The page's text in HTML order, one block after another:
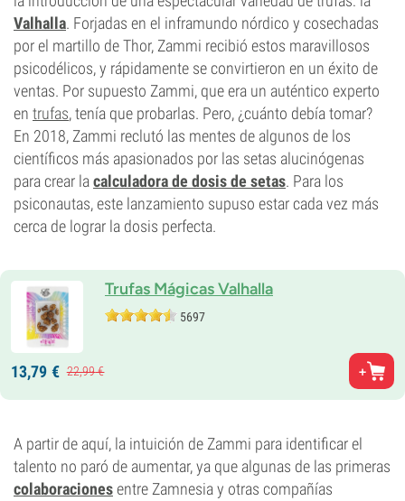
Valhalla. Forjadas en el inframundo nórdico y cosechadas
por el martillo de Thor, Zammi recibió estos maravillosos
psicodélicos, y rápidamente se convirtieron en un éxito de
ventas. Por supuesto Zammi, que era un auténtico experto
en trufas, tenía que probarlas. Pero, ¿cuánto debía tomar?
En 2018, Zammi reclutó las mentes de algunos de los
científicos más apasionados por las setas alucinógenas
para crear lacalculadora de dosis de setas. Para los
psiconautas, este lanzamiento supuso estar cada vez más
cerca de lograr la dosis perfecta.
Trufas Mágicas Valhalla
5697
13,79 € 22,99€
A partir de aquí, la intuición de Zammi para identificar el
talento no paró de aumentar, ya que algunas de las primeras
colaboracionesentre Zamnesia y otras compañías